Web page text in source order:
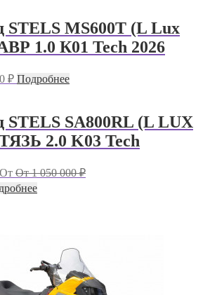
STELS MS600T (L Lux
1.0 К01 Tech 2026
₽ Подробнее
STELS SA800RL (L LUX
2.0 K03 Tech
От От1 050 000₽Первоначальная